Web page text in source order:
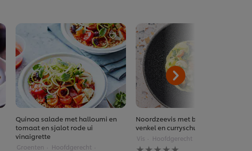
Quinoa salade met halloumi en
tomaat en sjalot rode ui
vinaigrette
Groenten Hoofdgerecht
Noordzeevis met boerenkool en
venkel en curryschuim
Vis Hoofdgerecht
Geen